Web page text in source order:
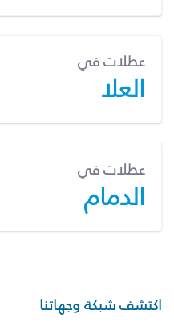
عطلات في
العلا
عطلات في
الدمام
اكتشف شبكة وجهاتنا